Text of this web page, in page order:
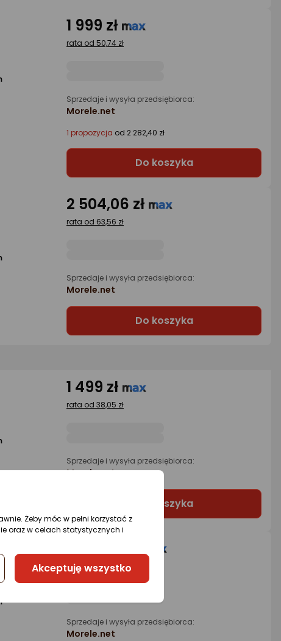
1 999 zł
rata od 50,74 zł
Sprzedaje i wysyła przedsiębiorca:
Morele.net
1 propozycja od 2 282,40 zł
Do koszyka
2 504,06 zł
rata od 63,56 zł
Sprzedaje i wysyła przedsiębiorca:
Morele.net
Do koszyka
1 499 zł
rata od 38,05 zł
Sprzedaje i wysyła przedsiębiorca:
Morele.net
Do koszyka
rata od 43,30 zł
Sprzedaje i wysyła przedsiębiorca:
Morele.net
Żeby móc w pełni korzystać z
oraz w celach statystycznych i
Akceptuję wszystko